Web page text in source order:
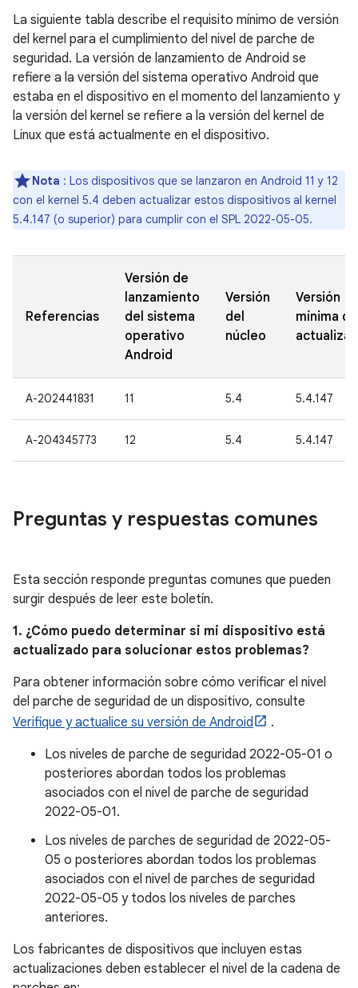
La siguiente tabla describe el requisito mínimo de versión
del kernel para el cumplimiento del nivel de parche de
seguridad. La versión de lanzamiento de Android se
refiere a la versión del sistema operativo Android que
estaba en el dispositivo en el momento del lanzamiento y
la versión del kernel se refiere a la versión del kernel de
Linux que está actualmente en el dispositivo.
Nota : Los dispositivos que se lanzaron en Android 11 y 12
con el kernel 5.4 deben actualizar estos dispositivos al kernel
5.4.147 (o superior) para cumplir con el SPL 2022-05-05.
Referencias
Versión de
lanzamiento
del sistema
operativo
Android
Versión
del
núcleo
Versión
mínima de
A-202441831 11 5.4 5.4.147
A-204345773 12 5.4 5.4.147
Preguntas y respuestas comunes
Esta sección responde preguntas comunes que pueden
surgir después de leer este boletín.
1. ¿Cómo puedo determinar si mi dispositivo está
actualizado para solucionar estos problemas?
Para obtener información sobre cómo verificar el nivel
del parche de seguridad de un dispositivo, consulte
Verifique y actualice su versión de Android
.
Los niveles de parche de seguridad 2022-05-01 o
posteriores abordan todos los problemas
asociados con el nivel de parche de seguridad
2022-05-01.
Los niveles de parches de seguridad de 2022-05-
05 o posteriores abordan todos los problemas
asociados con el nivel de parches de seguridad
2022-05-05 y todos los niveles de parches
anteriores.
Los fabricantes de dispositivos que incluyen estas
actualizaciones deben establecer el nivel de la cadena de